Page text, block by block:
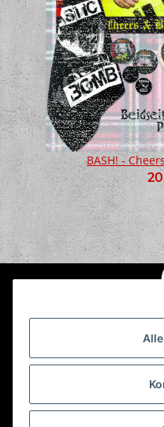
BASH! -
Gesetzliche Informationen